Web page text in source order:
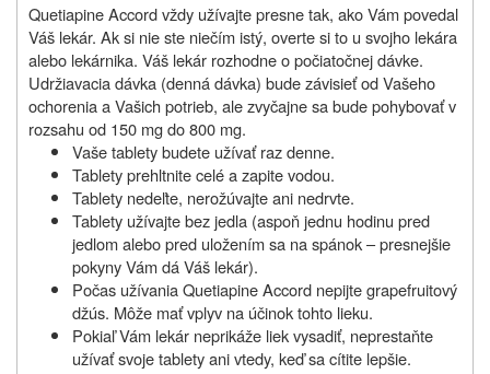
Quetiapine Accord vždy užívajte presne tak, ako Vám povedal
Váš lekár. Ak si nie ste niečím istý, overte si to u svojho lekára
alebo lekárnika. Váš lekár rozhodne o počiatočnej dávke.
Udržiavacia dávka (denná dávka) bude závisieť od Vašeho
ochorenia a Vašich potrieb, ale zvyčajne sa bude pohybovať v
rozsahu od 150 mg do 800 mg.
Vaše tablety budete užívať raz denne.
Tablety prehltnite celé a zapite vodou.
Tablety nedeľte, nerožúvajte ani nedrvte.
Tablety užívajte bez jedla (aspoň jednu hodinu pred
jedlom alebo pred uložením sa na spánok – presnejšie
pokyny Vám dá Váš lekár).
Počas užívania Quetiapine Accord nepijte grapefruitový
džús. Môže mať vplyv na účinok tohto lieku.
Pokiaľ Vám lekár neprikáže liek vysadiť, neprestaňte
užívať svoje tablety ani vtedy, keď sa cítite lepšie.